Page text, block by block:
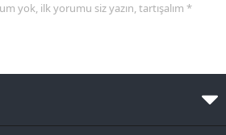
yok, ilk yorumu siz yazın, tartışalım *